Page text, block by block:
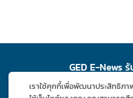
GED E-News
เราใช้คุกกี้เพื่อพัฒนาประสิทธิภ